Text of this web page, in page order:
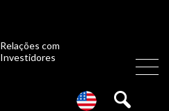
Relações com
Investidores